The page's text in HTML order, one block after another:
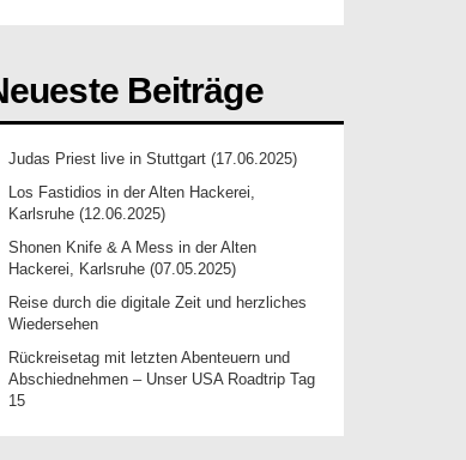
Beiträge
Judas Priest live in Stuttgart (17.06.2025)
Los Fastidios in der Alten Hackerei,
Karlsruhe (12.06.2025)
Shonen Knife & A Mess in der Alten
Hackerei, Karlsruhe (07.05.2025)
Reise durch die digitale Zeit und herzliches
Wiedersehen
Rückreisetag mit letzten Abenteuern und
Abschiednehmen – Unser USA Roadtrip Tag
15